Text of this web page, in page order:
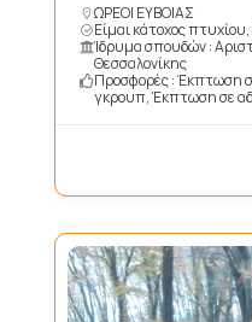
ΩΡΕΟΙ ΕΥΒΟΙΑΣ
Είμαι κάτοχος
Ίδρυμα σπουδών :
Θεσσαλονίκης
Προσφορές : Έκπτωση
γκρουπ, Έκπτωση σε